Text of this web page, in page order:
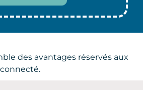
des avantages réservés aux